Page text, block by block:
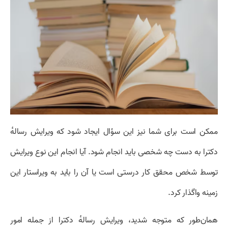
ممکن است برای شما نیز این سؤال ایجاد شود که ویرایش رسالهٔ
دکترا به دست چه شخصی باید انجام شود. آیا انجام این نوع ویرایش
توسط شخص محقق کار درستی است یا آن را باید به ویراستار این
زمینه واگذار کرد.
همان‌طور که متوجه شدید، ویرایش رسالهٔ دکترا از جمله امور